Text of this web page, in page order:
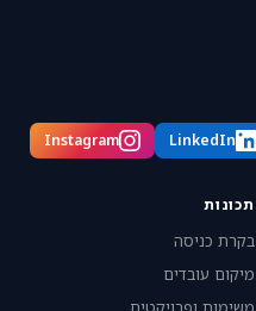
LinkedIn
Instagram
תכונות
בקרת כניסה
מיקום עובדים